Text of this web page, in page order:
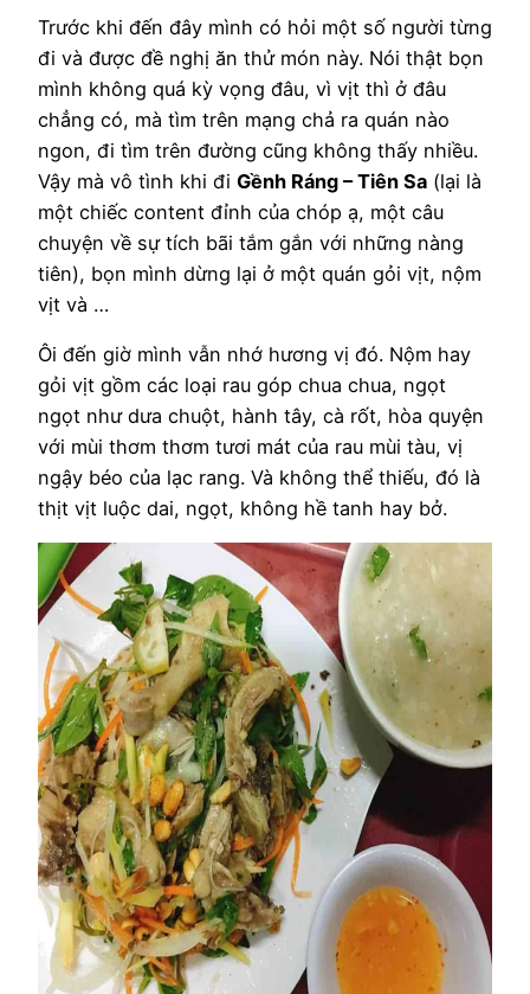
Trước khi đến đây mình có hỏi một số người từng
đi và được đề nghị ăn thử món này. Nói thật bọn
mình không quá kỳ vọng đâu, vì vịt thì ở đâu
chẳng có, mà tìm trên mạng chả ra quán nào
ngon, đi tìm trên đường cũng không thấy nhiều.
Vậy mà vô tình khi đi Gềnh Ráng – Tiên Sa (lại là
một chiếc content đỉnh của chóp ạ, một câu
chuyện về sự tích bãi tắm gắn với những nàng
tiên), bọn mình dừng lại ở một quán gỏi vịt, nộm
vịt và …
Ôi đến giờ mình vẫn nhớ hương vị đó. Nộm hay
gỏi vịt gồm các loại rau góp chua chua, ngọt
ngọt như dưa chuột, hành tây, cà rốt, hòa quyện
với mùi thơm thơm tươi mát của rau mùi tàu, vị
ngậy béo của lạc rang. Và không thể thiếu, đó là
thịt vịt luộc dai, ngọt, không hề tanh hay bở.